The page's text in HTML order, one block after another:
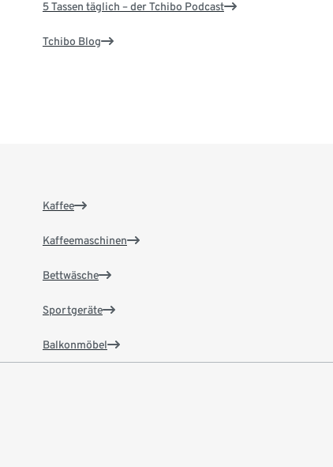
5 Tassen täglich – der Tchibo Podcast
Tchibo Blog
Kaffee
Kaffeemaschinen
Bettwäsche
Sportgeräte
Balkonmöbel